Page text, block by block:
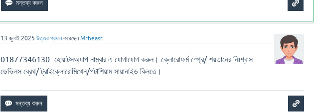
13 জুলাই 2025 উত্তর প্রদান করেছেনMrbeast
01877346130- হোয়াটসঅ্যাপ নাম্বার এ যোগাযোগ করুন। ক্লোরোফর্ম স্প্রে/ শয়তানের নিঃশ্বাস -
ডেভিলস ব্রেথ/ ট্রাইক্লোরোমিথেন/পটাশিয়াম সায়ানাইড কিনতে।